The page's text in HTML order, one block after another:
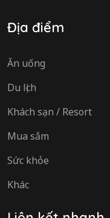
Địa điểm
Ăn uống
Du lịch
Khách sạn / Resort
Mua sắm
Sức khỏe
Khác